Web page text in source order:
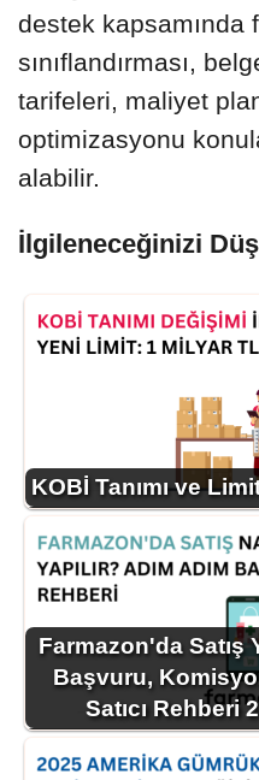
destek kapsamında
sınıflandırması,
tarifeleri, maliyet
optimizasyonu
alabilir.
İlgileneceğinizi
KOBİ Tanımı ve
Farmazon'da Satış
Başvuru,
Satıcı Rehberi